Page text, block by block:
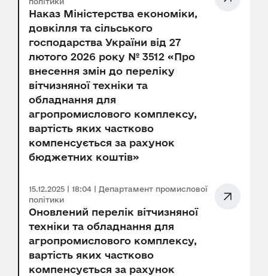
Наказ Міністерства економіки,
довкілля та сільського
господарства України від 27
лютого 2026 року № 3512 «Про
внесення змін до переліку
вітчизняної техніки та
обладнання для
агропромислового комплексу,
вартість яких частково
компенсується за рахунок
бюджетних коштів»
15.12.2025 | 18:04 | Департамент промислової
політики
Оновлений перелік вітчизняної
техніки та обладнання для
агропромислового комплексу,
вартість яких частково
компенсується за рахунок